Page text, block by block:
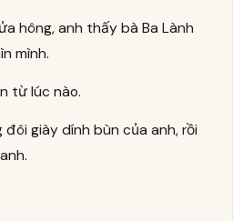
hông, anh thấy bà Ba Lành
mình.
từ lúc nào.
giày dính bùn của anh, rồi